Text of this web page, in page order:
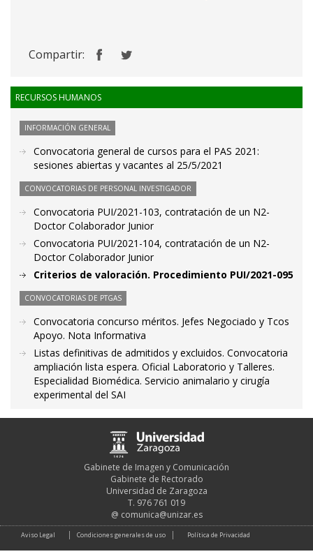
Compartir:
RECURSOS HUMANOS
INFORMACIÓN GENERAL
Convocatoria general de cursos para el PAS 2021:
sesiones abiertas y vacantes al 25/5/2021
CONVOCATORIAS DE PERSONAL INVESTIGADOR
Convocatoria PUI/2021-103, contratación de un N2-
Doctor Colaborador Junior
Convocatoria PUI/2021-104, contratación de un N2-
Doctor Colaborador Junior
Criterios de valoración. Procedimiento PUI/2021-095
CONVOCATORIAS DE PTGAS
Convocatoria concurso méritos. Jefes Negociado y Tcos
Apoyo. Nota Informativa
Listas definitivas de admitidos y excluidos. Convocatoria
ampliación lista espera. Oficial Laboratorio y Talleres.
Especialidad Biomédica. Servicio animalario y cirugía
experimental del SAI
Gabinete de Imagen y Comunicación
Gabinete de Rectorado
Universidad de Zaragoza
T. 976 761 019
@ comunica@unizar.es
Aviso Legal Condiciones generales de uso Política de Privacidad